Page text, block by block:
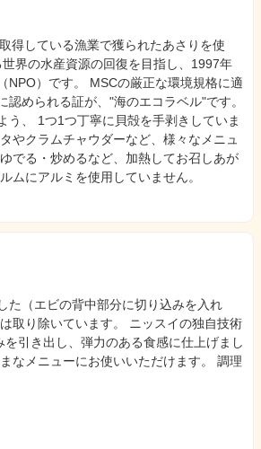
得している漁業で獲られたあさりを使
界の水産資源の回復を目指し、1997年
NPO）です。 MSCの厳正な環境規格に適
められる証が、"海のエコラベル"です。
う、 1つ1つ丁寧に貝殻を手剥きしていま
やクラムチャウダーなど、様々なメニュ
でる・炒めるなど、加熱してお召しあが
ムにアルミを使用していません。
た（エビの背中部分に切り込みを入れ
取り除いています。 ニッスイの独自技術
を引き出し、弾力のある食感に仕上げまし
なメニューにお使いいただけます。 調理